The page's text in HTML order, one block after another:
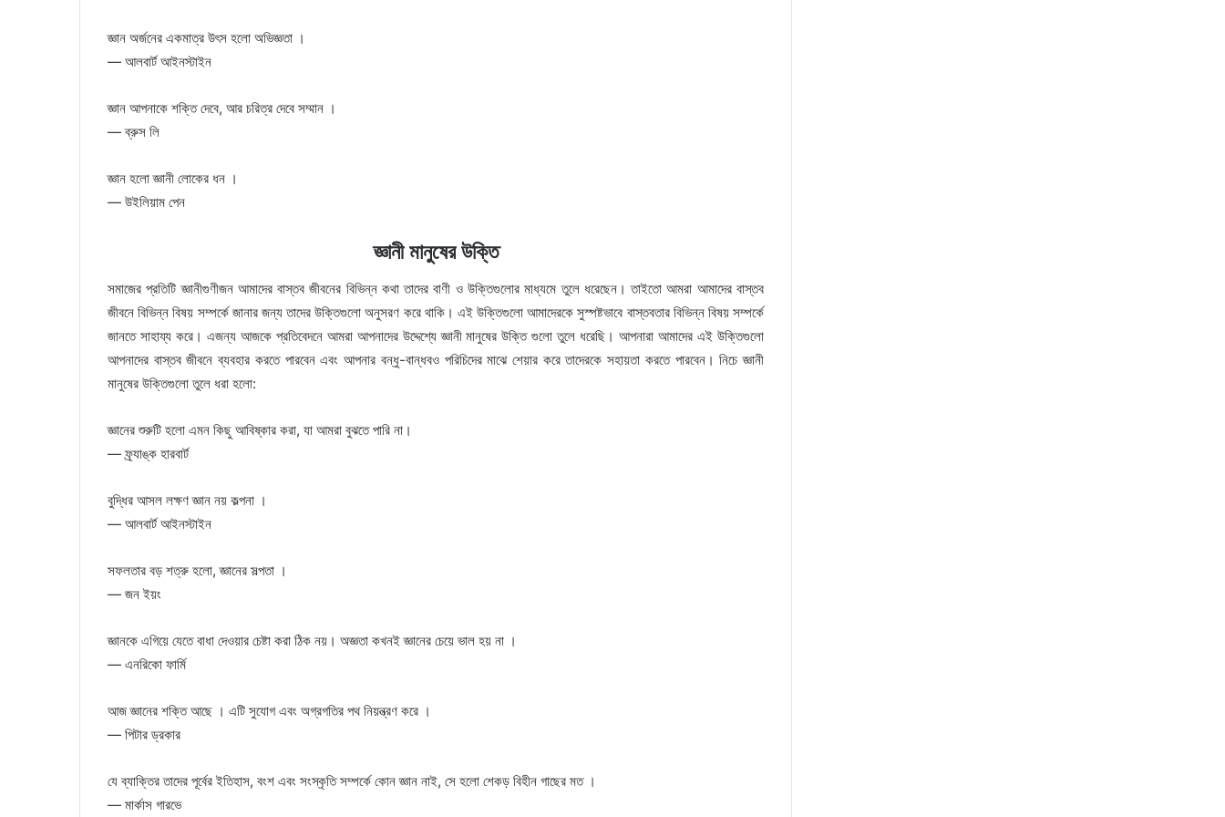
জ্ঞান অর্জনের একমাত্র উৎস হলো অভিজ্ঞতা ।
— আলবার্ট আইনস্টাইন
জ্ঞান আপনাকে শক্তি দেবে, আর চরিত্র দেবে সম্মান ।
— ব্রুস লি
জ্ঞান হলো জ্ঞানী লোকের ধন ।
— উইলিয়াম পেন
জ্ঞানী মানুষের উক্তি
সমাজের প্রতিটি জ্ঞানীগুণীজন আমাদের বাস্তব জীবনের বিভিন্ন কথা তাদের বাণী ও উক্তিগুলোর মাধ্যমে তুলে ধরেছেন। তাইতো আমরা আমাদের বাস্তব
জীবনে বিভিন্ন বিষয় সম্পর্কে জানার জন্য তাদের উক্তিগুলো অনুসরণ করে থাকি। এই উক্তিগুলো আমাদেরকে সুস্পষ্টভাবে বাস্তবতার বিভিন্ন বিষয় সম্পর্কে
জানতে সাহায্য করে। এজন্য আজকে প্রতিবেদনে আমরা আপনাদের উদ্দেশ্যে জ্ঞানী মানুষের উক্তি গুলো তুলে ধরেছি। আপনারা আমাদের এই উক্তিগুলো
আপনাদের বাস্তব জীবনে ব্যবহার করতে পারবেন এবং আপনার বন্ধু-বান্ধবও পরিচিদের মাঝে শেয়ার করে তাদেরকে সহায়তা করতে পারবেন। নিচে জ্ঞানী
মানুষের উক্তিগুলো তুলে ধরা হলো:
জ্ঞানের শুরুটি হলো এমন কিছু আবিষ্কার করা, যা আমরা বুঝতে পারি না।
— ফ্র্যাঙ্ক হারবার্ট
বুদ্ধির আসল লক্ষণ জ্ঞান নয় কল্পনা ।
— আলবার্ট আইনস্টাইন
সফলতার বড় শত্রু হলো, জ্ঞানের সল্পতা ।
— জন ইয়ং
জ্ঞানকে এগিয়ে যেতে বাধা দেওয়ার চেষ্টা করা ঠিক নয়। অজ্ঞতা কখনই জ্ঞানের চেয়ে ভাল হয় না ।
— এনরিকো ফার্মি
আজ জ্ঞানের শক্তি আছে । এটি সুযোগ এবং অগ্রগতির পথ নিয়ন্ত্রণ করে ।
— পিটার ড্রকার
যে ব্যাক্তির তাদের পূর্বের ইতিহাস, বংশ এবং সংস্কৃতি সম্পর্কে কোন জ্ঞান নাই, সে হলো শেকড় বিহীন গাছের মত ।
— মার্কাস গারভে